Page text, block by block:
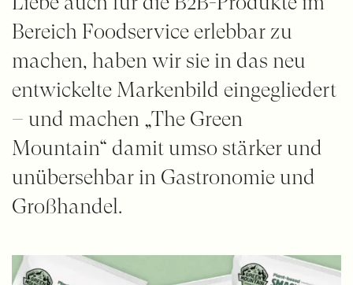
Bereich Foodservice erlebbar zu
machen, haben wir sie in das neu
entwickelte Markenbild eingegliedert
– und machen „The Green
Mountain“ damit umso stärker und
unübersehbar in Gastronomie und
Großhandel.